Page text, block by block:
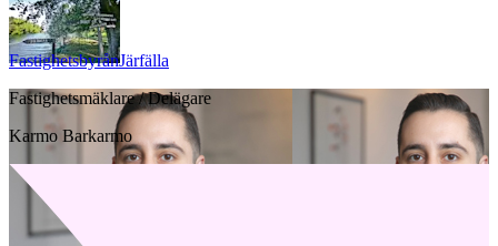
FastighetsbyrånJärfälla
Fastighetsmäklare / Delägare
Karmo Barkarmo